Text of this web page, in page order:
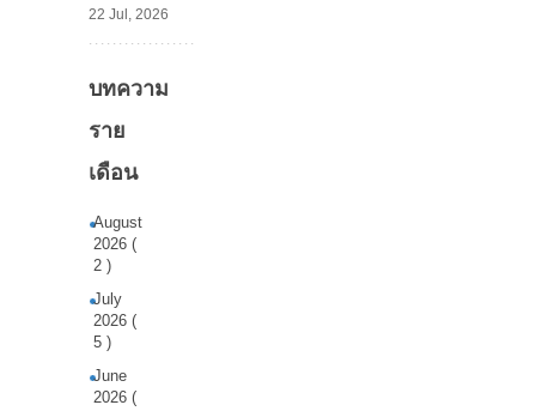
22 Jul, 2026
บทความ
ราย
เดือน
August
2026 (
2 )
July
2026 (
5 )
June
2026 (